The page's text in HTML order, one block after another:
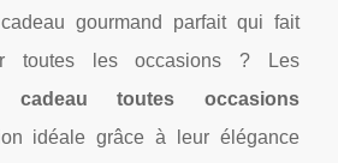
gourmand parfait qui fait
toutes les occasions ? Les
cadeau toutes occasions
idéale grâce à leur élégance